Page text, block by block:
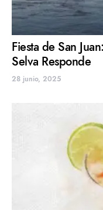
Fiesta de San
Selva Responde
28 junio, 2025